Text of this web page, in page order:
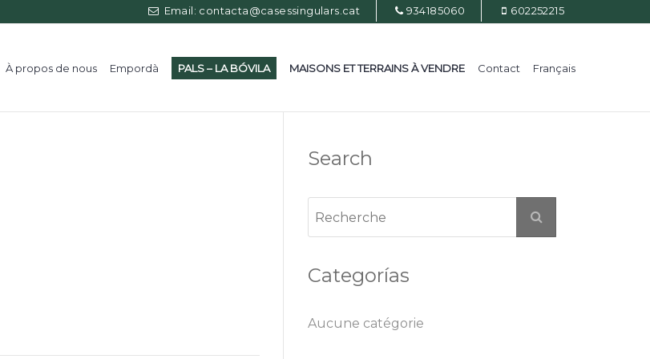
Email: contacta@casessingulars.cat 934185060 602252215
À propos de nous Empordà PALS – LA BÓVILA MAISONS ET TERRAINS À VENDRE Contact Français
Search
Categorías
Aucune catégorie